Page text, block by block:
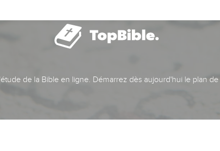
de la Bible en ligne. Démarrez dès aujourd'hui le plan